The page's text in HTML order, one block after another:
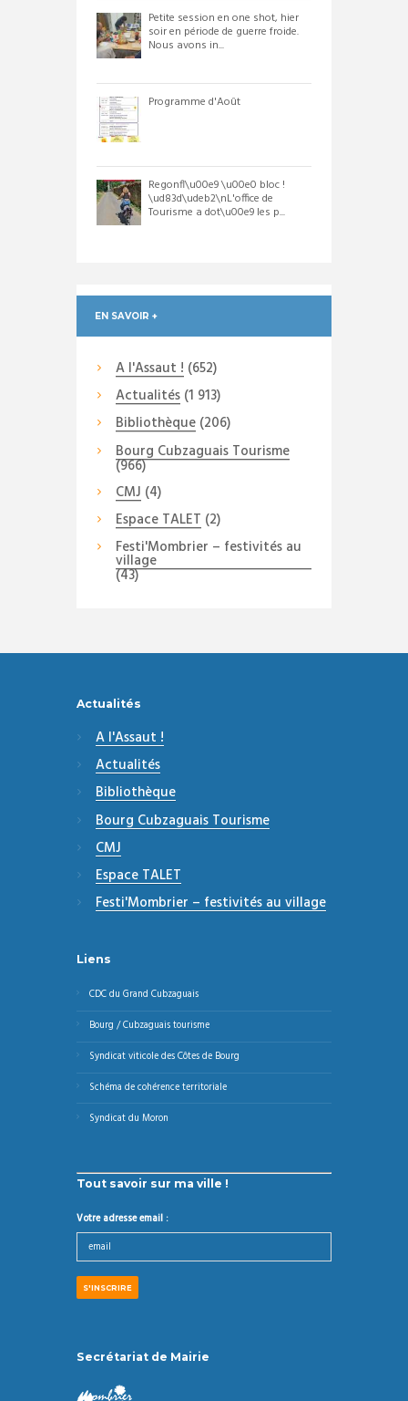
Petite session en one shot, hier
soir en période de guerre froide.
Nous avons in...
Programme d'Août
Regonfl\u00e9 \u00e0 bloc !
\ud83d\udeb2\nL'office de
Tourisme a dot\u00e9 les p...
EN SAVOIR +
A l'Assaut ! (652)
Actualités(1 913)
Bibliothèque(206)
Bourg Cubzaguais Tourisme
(966)
CMJ (4)
Espace TALET (2)
Festi'Mombrier – festivités au
village
(43)
Actualités
A l'Assaut !
Actualités
Bibliothèque
Bourg Cubzaguais Tourisme
CMJ
Espace TALET
Festi'Mombrier – festivités au village
Liens
CDC du Grand Cubzaguais
Bourg / Cubzaguais tourisme
Syndicat viticole des Côtes de Bourg
Schéma de cohérence territoriale
Syndicat du Moron
Tout savoir sur ma ville !
Votre adresse email :
Secrétariat de Mairie